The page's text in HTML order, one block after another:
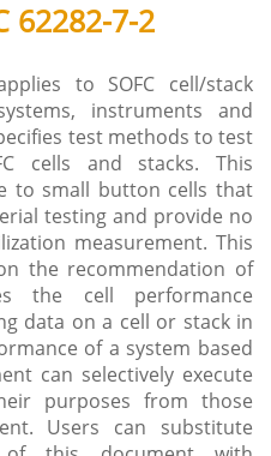
62282-7-2
to SOFC cell/stack
instruments and
test methods to test
cells and stacks. This
to small button cells that
testing and provide no
measurement. This
the recommendation of
the cell performance
data on a cell or stack in
of a system based
can selectively execute
purposes from those
Users can substitute